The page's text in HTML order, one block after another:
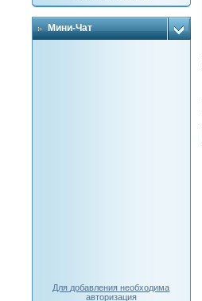
Мини-Чат
Для добавления необходима
авторизация